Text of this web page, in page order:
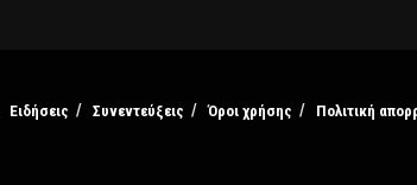
Ειδήσεις Συνεντεύξεις Όροι χρήσης Πολιτική